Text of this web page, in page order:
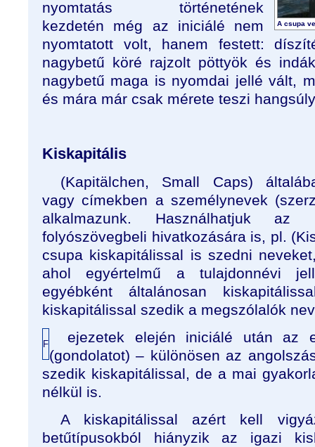
A csupa
nyomtatás történetének
kezdetén még az iniciálé nem
nyomtatott volt, hanem festett:
nagybetű köré rajzolt pöttyök és
nagybetű maga is nyomdai jellé vált,
és mára már csak mérete teszi
Kiskapitális
(Kapitälchen, Small Caps)
vagy címekben a személynevek
alkalmazunk. Használhatjuk az
folyószövegbeli hivatkozására is, pl.
csupa kiskapitálissal is szedni
ahol egyértelmű a tulajdonnévi
egyébként általánosan
kiskapitálissal szedik a megszólalók
F
ejezetek elején iniciálé után az
(gondolatot) – különösen az
szedik kiskapitálissal, de a mai
nélkül is.
A kiskapitálissal azért kell
betűtípusokból hiányzik az igazi